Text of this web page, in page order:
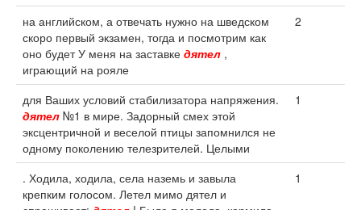
на английском, а отвечать нужно на шведском
скоро первый экзамен, тогда и посмотрим как
оно будет У меня на заставке дятел ,
играющий на рояле
2
для Ваших условий стабилизатора напряжения.
дятел №1 в мире. Задорный смех этой
эксцентричной и веселой птицы запомнился не
одному поколению телезрителей. Целыми
1
. Ходила, ходила, села наземь и завыла
крепким голосом. Летел мимо дятел и
1